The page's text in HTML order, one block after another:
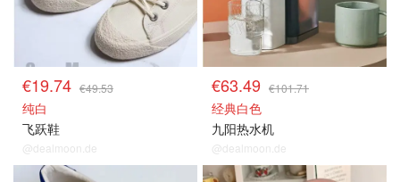
€19.74 €49.53
纯白
飞跃鞋
@dealmoon.de
€63.49 €101.71
经典白色
九阳热水机
@dealmoon.de